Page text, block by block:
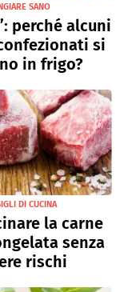
SANO
perché alcuni
si
in frigo?
DI CUCINA
la carne
senza
rischi